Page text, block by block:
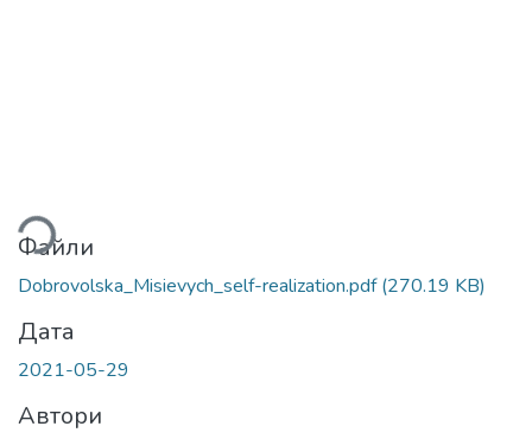
Вантажиться...
Файли
Dobrovolska_Misievych_self-realization.pdf(270.19 KB)
Дата
2021-05-29
Автори